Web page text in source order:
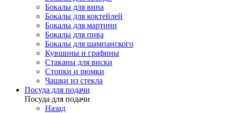
Бокалы для вина
Бокалы для коктейлей
Бокалы для мартини
Бокалы для пива
Бокалы для шампанского
Кувшины и графины
Стаканы для виски
Стопки и рюмки
Чашки из стекла
Посуда для подачи
Посуда для подачи
Назад